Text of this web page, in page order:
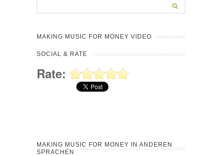
MAKING MUSIC FOR MONEY VIDEO
SOCIAL & RATE
Rate:
MAKING MUSIC FOR MONEY IN ANDEREN
SPRACHEN